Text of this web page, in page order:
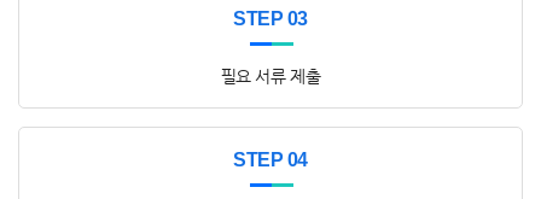
STEP 03
필요 서류 제출
STEP 04